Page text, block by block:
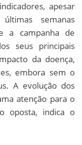
apesar
semanas
a campanha de
seus principais
da doença,
embora sem o
A evolução dos
atenção para o
oposta, indica o